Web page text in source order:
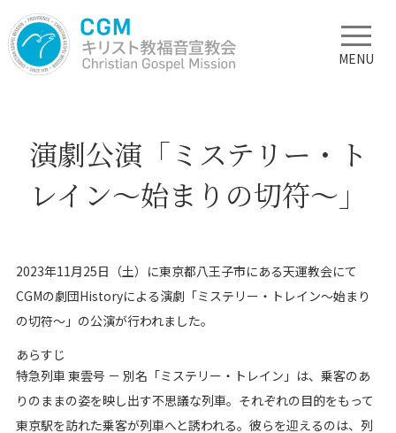
MENU
演劇公演「ミステリー・ト
レイン～始まりの切符～」
2023年11月25日（土）に東京都八王子市にある天運教会にて
CGMの劇団Historyによる演劇「ミステリー・トレイン～始まり
の切符～」の公演が行われました。
あらすじ
特急列車 東雲号 － 別名「ミステリー・トレイン」は、乗客のあ
りのままの姿を映し出す不思議な列車。それぞれの目的をもって
東京駅を訪れた乗客が列車へと誘われる。彼らを迎えるのは、列